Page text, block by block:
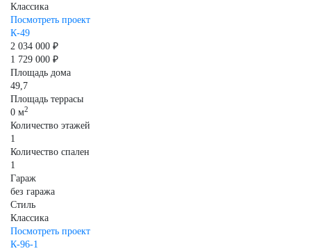
Классика
Посмотреть проект
К-49
2 034 000 ₽
1 729 000 ₽
Площадь дома
49,7
Площадь террасы
0 м2
Количество этажей
1
Количество спален
1
Гараж
без гаража
Стиль
Классика
Посмотреть проект
К-96-1